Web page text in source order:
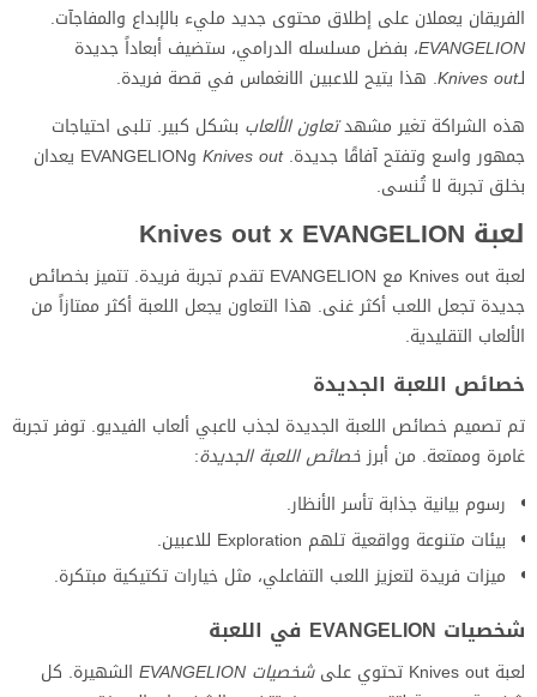
الفريقان يعملان على إطلاق محتوى جديد مليء بالإبداع والمفاجآت.
EVANGELION، بفضل مسلسله الدرامي، ستضيف أبعاداً جديدة
لـKnives out. هذا يتيح للاعبين الانغماس في قصة فريدة.
هذه الشراكة تغير مشهدتعاون الألعاب بشكل كبير. تلبى احتياجات
جمهور واسع وتفتح آفاقًا جديدة.Knives out وEVANGELION يعدان
بخلق تجربة لا تُنسى.
لعبة Knives out x EVANGELION
لعبة Knives out مع EVANGELION تقدم تجربة فريدة. تتميز بخصائص
جديدة تجعل اللعب أكثر غنى. هذا التعاون يجعل اللعبة أكثر ممتازاً من
الألعاب التقليدية.
خصائص اللعبة الجديدة
تم تصميم خصائص اللعبة الجديدة لجذب لاعبي ألعاب الفيديو. توفر تجربة
غامرة وممتعة. من أبرزخصائص اللعبة الجديدة:
رسوم بيانية جذابة تأسر الأنظار.
بيئات متنوعة وواقعية تلهم Exploration للاعبين.
ميزات فريدة لتعزيز اللعب التفاعلي، مثل خيارات تكتيكية مبتكرة.
شخصيات EVANGELION في اللعبة
لعبة Knives out تحتوي على شخصيات EVANGELION
الشهيرة. كل